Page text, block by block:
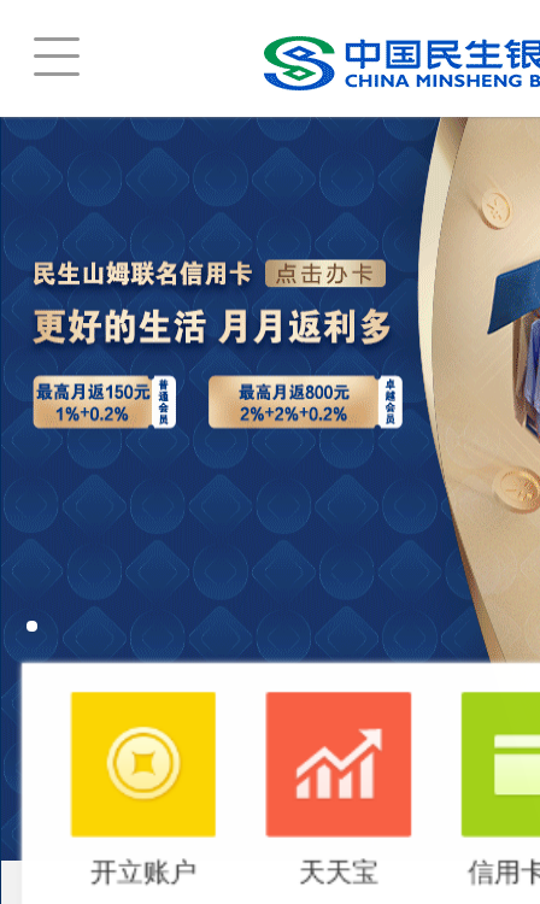
开立账户 天天宝 信用